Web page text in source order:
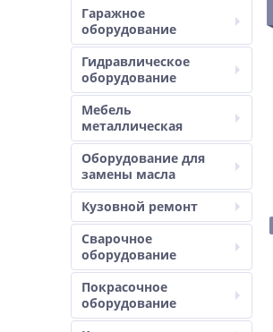
Гаражное
оборудование
Гидравлическое
оборудование
Мебель
металлическая
Оборудование для
замены масла
Кузовной ремонт
Сварочное
оборудование
Покрасочное
оборудование